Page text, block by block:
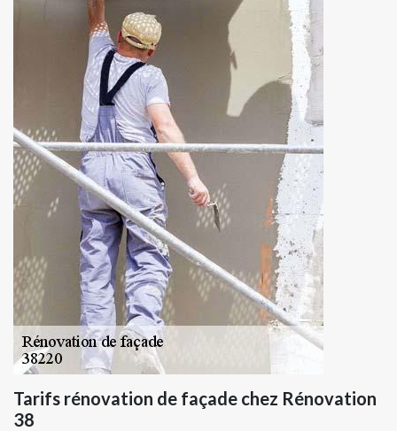
Tarifs rénovation de façade chez Rénovation
38